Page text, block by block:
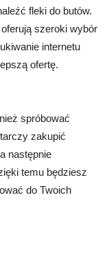
fleki do butów.
szeroki wybór
internetu
ofertę.
spróbować
zakupić
następnie
temu będziesz
do Twoich